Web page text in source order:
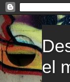
el